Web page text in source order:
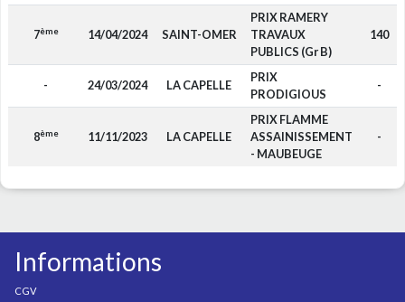
7ème 14/04/2024 SAINT-OMER
PRIX RAMERY
TRAVAUX
PUBLICS (Gr B)
140
- 24/03/2024 LA CAPELLE
PRIX
PRODIGIOUS
-
8ème 11/11/2023 LA CAPELLE
PRIX FLAMME
ASSAINISSEMENT
- MAUBEUGE
-
Informations
CGV